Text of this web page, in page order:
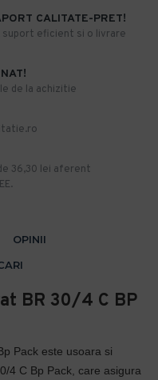
CALITATE-PRET!
eficient si o livrare
de la achizitie
36,30 lei aferent
OPINII
BR 30/4 C BP
Pack este usoara si
4 C Bp Pack, care asigura